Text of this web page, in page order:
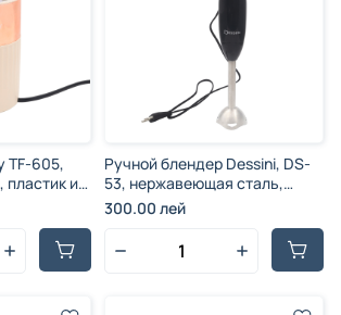
TF-605,
пластик и
4
Ручной блендер Dessini, DS-
53, нержавеющая сталь,
чёрный, 400 Вт
300.00 лей